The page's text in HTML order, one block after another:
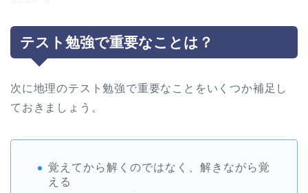
テスト勉強で重要なことは？
次に地理のテスト勉強で重要なことをいくつか補足し
ておきましょう。
覚えてから解くのではなく、解きながら覚
える